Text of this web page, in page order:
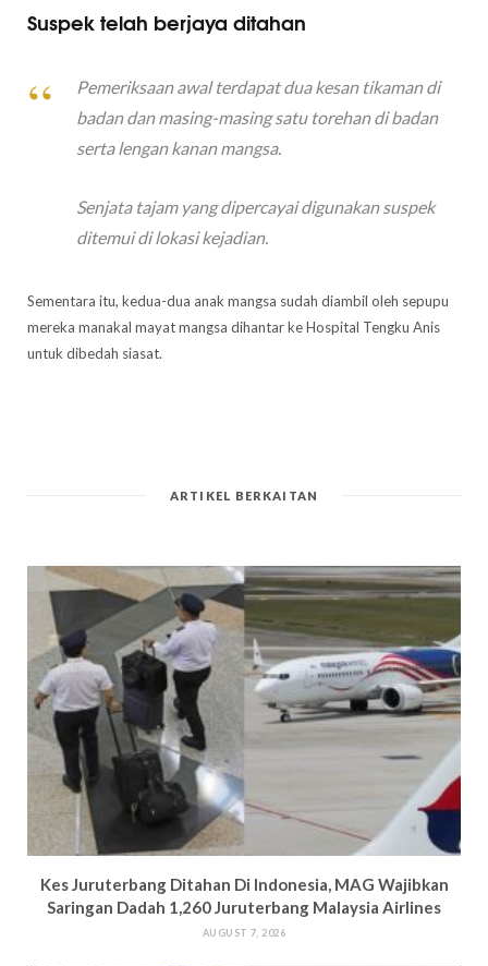
Suspek telah berjaya ditahan
Pemeriksaan awal terdapat dua kesan tikaman di
badan dan masing-masing satu torehan di badan
serta lengan kanan mangsa.
Senjata tajam yang dipercayai digunakan suspek
ditemui di lokasi kejadian.
Sementara itu, kedua-dua anak mangsa sudah diambil oleh sepupu
mereka manakal mayat mangsa dihantar ke Hospital Tengku Anis
untuk dibedah siasat.
ARTIKEL BERKAITAN
Kes Juruterbang Ditahan Di Indonesia, MAG Wajibkan
Saringan Dadah 1,260 Juruterbang Malaysia Airlines
AUGUST 7, 2026